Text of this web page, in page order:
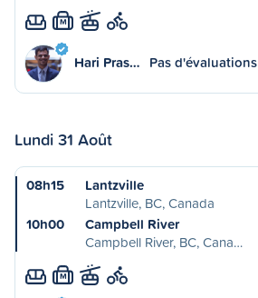
M
Hari Pras… Pas d'évaluations
Lundi 31 Août
08h15
Lantzville
Lantzville, BC, Canada
10h00
Campbell River
Campbell River, BC, Cana…
M